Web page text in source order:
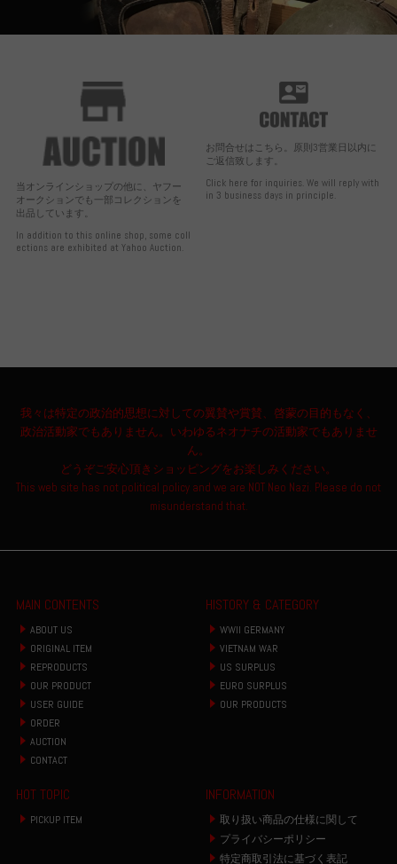
当オンラインショップの他に、ヤフー
オークションでも一部コレクションを
出品しています。
In addition to this online shop, some coll
ections are exhibited at Yahoo Auction.
お問合せはこちら。原則3営業日以内に
ご返信致します。
Click here for inquiries. We will reply with
in 3 business days in principle.
我々は特定の政治的思想に対しての翼賛や賞賛、啓蒙の目的もなく、
政治活動家でもありません。いわゆるネオナチの活動家でもありませ
ん。
どうぞご安心頂きショッピングをお楽しみください。
This web site has not political policy and we are NOT Neo Nazi. Please do not
misunderstand that.
MAIN CONTENTS
ABOUT US
ORIGINAL ITEM
REPRODUCTS
OUR PRODUCT
USER GUIDE
ORDER
AUCTION
CONTACT
HISTORY & CATEGORY
WWII GERMANY
VIETNAM WAR
US SURPLUS
EURO SURPLUS
OUR PRODUCTS
HOT TOPIC
PICKUP ITEM
INFORMATION
取り扱い商品の仕様に関して
プライバシーポリシー
特定商取引法に基づく表記